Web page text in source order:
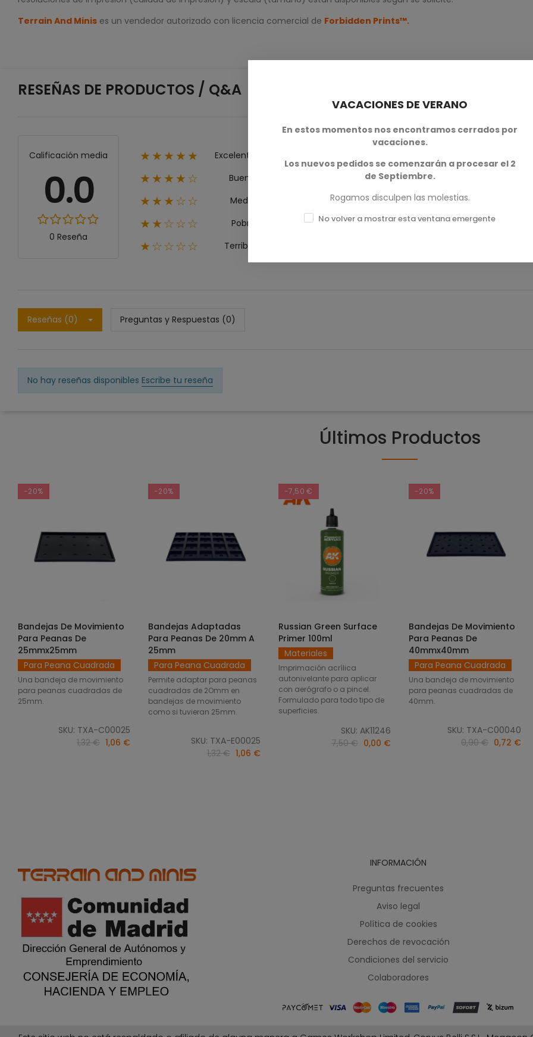
Terrain And Minis es un vendedor autorizado con licencia comercial de Forbidden Prints™.
RESEÑAS DE PRODUCTOS / Q&A
Calificación media
0.0
0 Reseña
★★★★★ Excelente
★★★★☆ Bueno 0
★★★☆☆ Medio 0
★★☆☆☆ Pobre 0
★☆☆☆☆ Terrible
Reseñas (0) Preguntas y Respuestas (0)
No hay reseñas disponibles Escribe tu reseña
Últimos Productos
-20%
SELECCIONAR OPCIONES
Bandejas De Movimiento
Para Peanas De
25mmx25mm
Para Peana Cuadrada
Una bandeja de movimiento
para peanas cuadradas de
25mm.
SKU: TXA-C00025
1,32 € 1,06 €
-20%
SELECCIONAR OPCIONES
Bandejas Adaptadas
Para Peanas De 20mm A
25mm
Para Peana Cuadrada
Permite adaptar para peanas
cuadradas de 2Omm en
bandejas de movimiento
como si tuvieran 25mm.
SKU: TXA-E00025
1,32 € 1,06 €
-7,50 €
AÑADIR AL CARRITO
Russian Green Surface
Primer 100ml
Materiales
Imprimación acrílica
autonivelante para aplicar
con aerógrafo o a pincel.
Formulado para todo tipo de
superficies.
SKU: AK11246
7,50 € 0,00 €
-20%
SELECCIONAR OPCIONES
Bandejas De Movimiento
Para Peanas De
40mmx40mm
Para Peana Cuadrada
Una bandeja de movimiento
para peanas cuadradas de
40mm.
SKU: TXA-C00040
0,90 € 0,72 €
INFORMACIÓN
Preguntas frecuentes
Aviso legal
Política de cookies
Derechos de revocación
Condiciones del servicio
Colaboradores
VACACIONES DE VERANO
En estos momentos nos encontramos cerrados por
vacaciones.
Los nuevos pedidos se comenzarán a procesar el 2
de Septiembre.
Rogamos disculpen las molestias.
No volver a mostrar esta ventana emergente